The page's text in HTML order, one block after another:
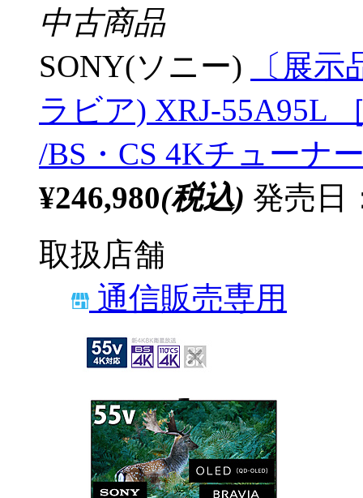
中古商品
SONY(ソニー)
〔展
ラビア) XRJ-55A95L
/BS・CS 4Kチューナ
¥246,980(税込) 発売日
取扱店舗
通信販売専用